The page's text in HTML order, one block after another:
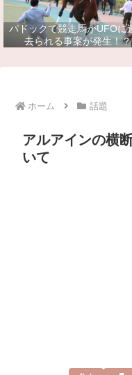
パドックで競走馬がUFOに
去られる事案が発生！？
ホーム 話題
アルアインの横
いて